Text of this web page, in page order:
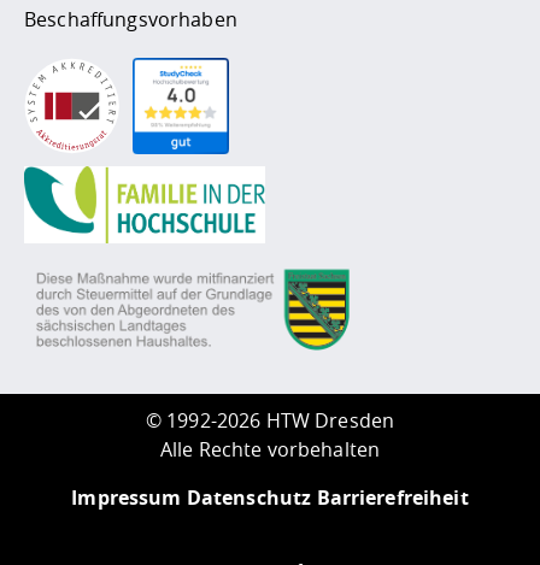
Beschaffungsvorhaben
© 1992-2026 HTW Dresden
Alle Rechte vorbehalten
Impressum Datenschutz Barrierefreiheit